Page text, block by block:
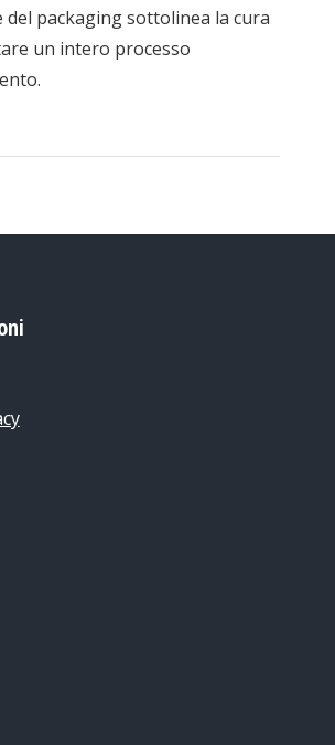
del packaging sottolinea la cura
un intero processo